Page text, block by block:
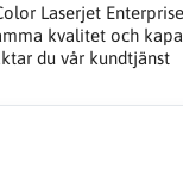
Laserjet
kvalitet och
du vår kundtjänst